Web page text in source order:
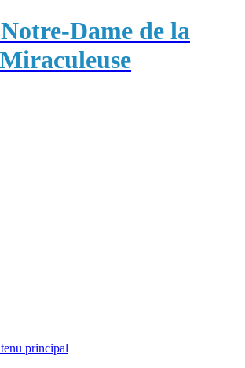
Dame de la
principal